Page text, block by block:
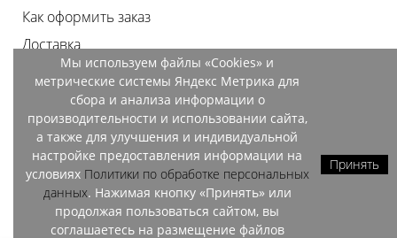
Как оформить заказ
Доставка
Оплата
Возврат
Документы
Контакты
Магазины
Мы используем файлы «Cookies» и
метрические системы Яндекс Метрика для
сбора и анализа информации о
производительности и использовании сайта,
а также для улучшения и индивидуальной
настройке предоставления информации на
условиях Политики по обработке персональных
данных. Нажимая кнопку «Принять» или
продолжая пользоваться сайтом, вы
соглашаетесь на размещение файлов
Принять